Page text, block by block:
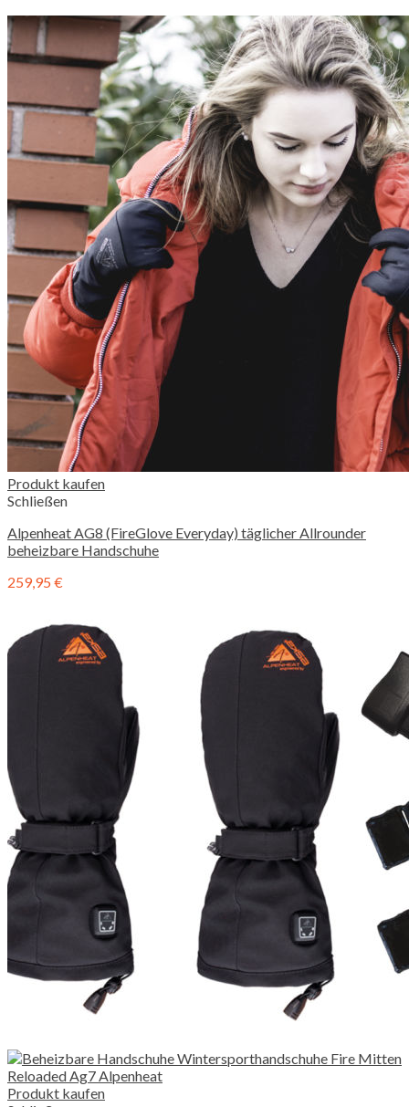
Produkt kaufen
Schließen
Alpenheat AG8 (FireGlove Everyday) täglicher Allrounder
beheizbare Handschuhe
259,95 €
Produkt kaufen